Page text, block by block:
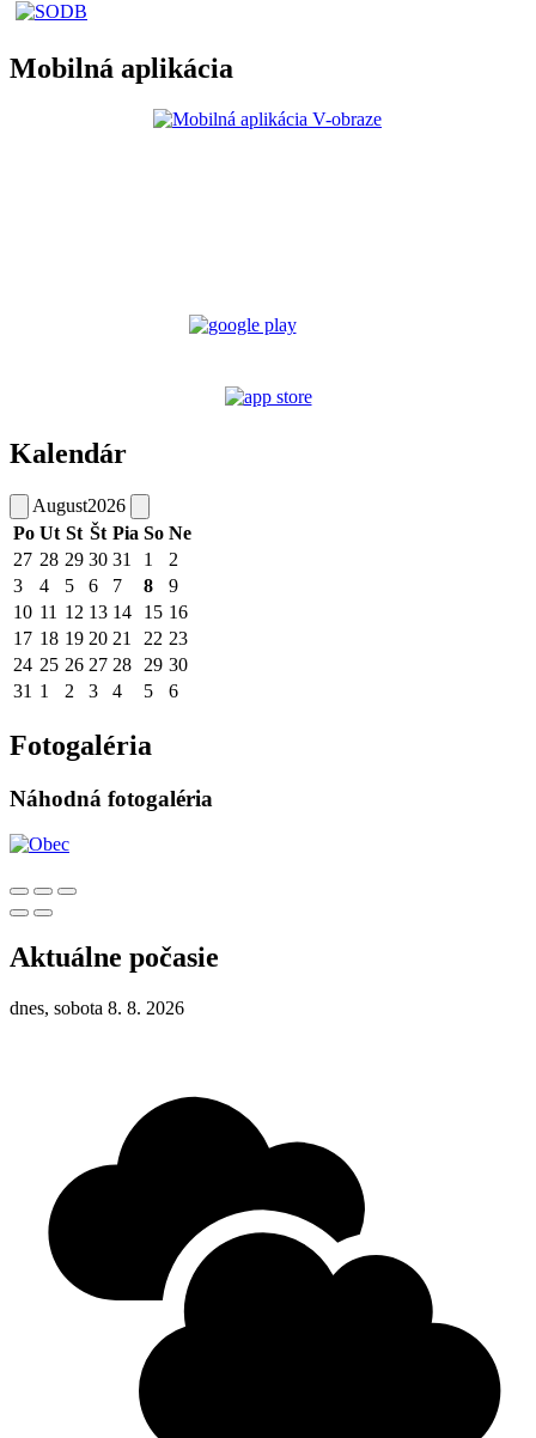
Mobilná aplikácia
Kalendár
August2026
Po Ut St Št Pia So Ne
27 28 29 30 31 1
2
3
4 5 6 7 8
9
10 11 12 13 14 15 16
17 18 19 20 21 22 23
24 25 26 27 28 29 30
31 1 2 3 4 5 6
Fotogaléria
Náhodná fotogaléria
Aktuálne počasie
dnes, sobota 8. 8. 2026